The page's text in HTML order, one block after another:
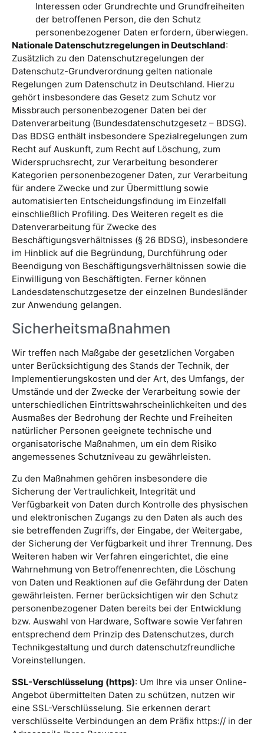
Interessen oder Grundrechte und Grundfreiheiten
der betroffenen Person, die den Schutz
personenbezogener Daten erfordern, überwiegen.
Nationale Datenschutzregelungen in Deutschland:
Zusätzlich zu den Datenschutzregelungen der
Datenschutz-Grundverordnung gelten nationale
Regelungen zum Datenschutz in Deutschland. Hierzu
gehört insbesondere das Gesetz zum Schutz vor
Missbrauch personenbezogener Daten bei der
Datenverarbeitung (Bundesdatenschutzgesetz – BDSG).
Das BDSG enthält insbesondere Spezialregelungen zum
Recht auf Auskunft, zum Recht auf Löschung, zum
Widerspruchsrecht, zur Verarbeitung besonderer
Kategorien personenbezogener Daten, zur Verarbeitung
für andere Zwecke und zur Übermittlung sowie
automatisierten Entscheidungsfindung im Einzelfall
einschließlich Profiling. Des Weiteren regelt es die
Datenverarbeitung für Zwecke des
Beschäftigungsverhältnisses (§ 26 BDSG), insbesondere
im Hinblick auf die Begründung, Durchführung oder
Beendigung von Beschäftigungsverhältnissen sowie die
Einwilligung von Beschäftigten. Ferner können
Landesdatenschutzgesetze der einzelnen Bundesländer
zur Anwendung gelangen.
Sicherheitsmaßnahmen
Wir treffen nach Maßgabe der gesetzlichen Vorgaben
unter Berücksichtigung des Stands der Technik, der
Implementierungskosten und der Art, des Umfangs, der
Umstände und der Zwecke der Verarbeitung sowie der
unterschiedlichen Eintrittswahrscheinlichkeiten und des
Ausmaßes der Bedrohung der Rechte und Freiheiten
natürlicher Personen geeignete technische und
organisatorische Maßnahmen, um ein dem Risiko
angemessenes Schutzniveau zu gewährleisten.
Zu den Maßnahmen gehören insbesondere die
Sicherung der Vertraulichkeit, Integrität und
Verfügbarkeit von Daten durch Kontrolle des physischen
und elektronischen Zugangs zu den Daten als auch des
sie betreffenden Zugriffs, der Eingabe, der Weitergabe,
der Sicherung der Verfügbarkeit und ihrer Trennung. Des
Weiteren haben wir Verfahren eingerichtet, die eine
Wahrnehmung von Betroffenenrechten, die Löschung
von Daten und Reaktionen auf die Gefährdung der Daten
gewährleisten. Ferner berücksichtigen wir den Schutz
personenbezogener Daten bereits bei der Entwicklung
bzw. Auswahl von Hardware, Software sowie Verfahren
entsprechend dem Prinzip des Datenschutzes, durch
Technikgestaltung und durch datenschutzfreundliche
Voreinstellungen.
SSL-Verschlüsselung (https): Um Ihre via unser Online-
Angebot übermittelten Daten zu schützen, nutzen wir
eine SSL-Verschlüsselung. Sie erkennen derart
verschlüsselte Verbindungen an dem Präfix https:// in der